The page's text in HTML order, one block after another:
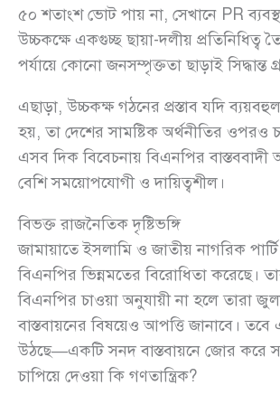
৫০ শতাংশ ভোট পায় না, সেখানে PR
উচ্চকক্ষে একগুচ্ছ ছায়া-দলীয় প্রতিনিধিত্ব
পর্যায়ে কোনো জনসম্পৃক্ততা ছাড়াই সিদ্ধান্ত
এছাড়া, উচ্চকক্ষ গঠনের প্রস্তাব যদি
হয়, তা দেশের সামষ্টিক অর্থনীতির ওপরও
এসব দিক বিবেচনায় বিএনপির বাস্তববাদী
বেশি সময়োপযোগী ও দায়িত্বশীল।
বিভক্ত রাজনৈতিক দৃষ্টিভঙ্গি
জামায়াতে ইসলামি ও জাতীয় নাগরিক
বিএনপির ভিন্নমতের বিরোধিতা করেছে।
বিএনপির চাওয়া অনুযায়ী না হলে তারা
বাস্তবায়নের বিষয়েও আপত্তি জানাবে। তবে
উঠছে—একটি সনদ বাস্তবায়নে জোর করে
চাপিয়ে দেওয়া কি গণতান্ত্রিক?